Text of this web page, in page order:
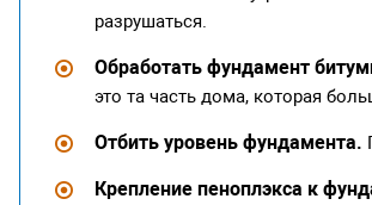
разрушаться.
Обработать фундамент
это та часть дома, которая
Отбить уровень фундамента.
Крепление пеноплэкса к